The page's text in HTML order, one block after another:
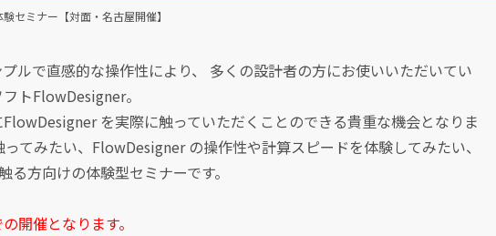
セミナー【対面・名古屋開催】
ルで直感的な操作性により、 多くの設計者の方にお使いいただいてい
トFlowDesigner。
を実際に触っていただくことのできる貴重な機会となりま
てみたい、FlowDesigner の操作性や計算スピードを体験してみたい、
方向けの体験型セミナーです。
開催となります。